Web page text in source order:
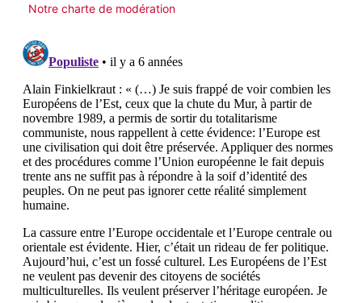
Notre charte de modération